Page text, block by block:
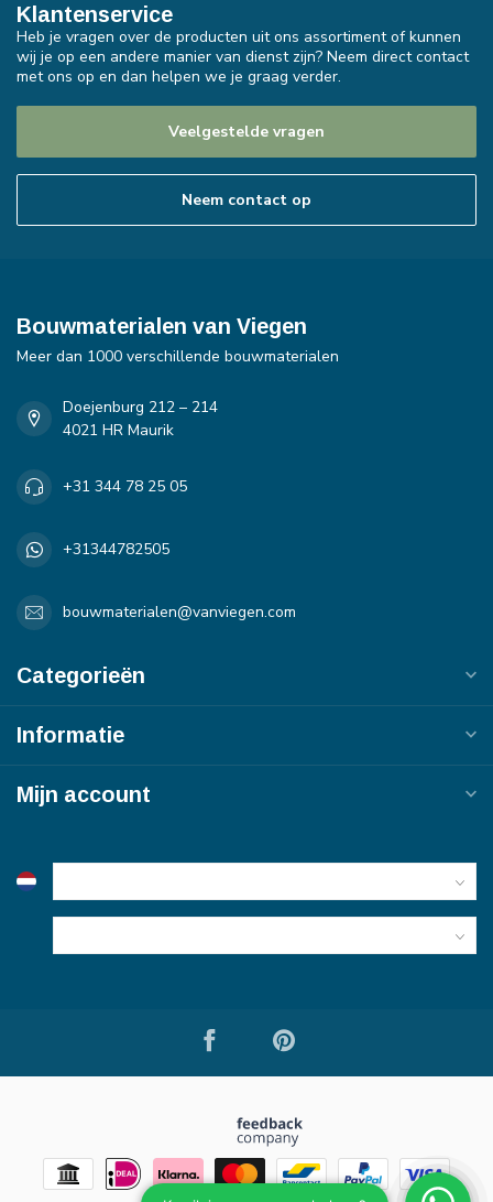
Klantenservice
Heb je vragen over de producten uit ons assortiment of kunnen
wij je op een andere manier van dienst zijn? Neem direct contact
met ons op en dan helpen we je graag verder.
Veelgestelde vragen
Neem contact op
Bouwmaterialen van Viegen
Meer dan 1000 verschillende bouwmaterialen
Doejenburg 212 – 214
4021 HR Maurik
+31 344 78 25 05
+31344782505
bouwmaterialen@vanviegen.com
Categorieën
Informatie
Mijn account